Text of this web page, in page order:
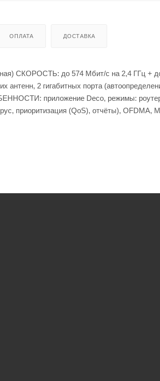
ОПЛАТА ДОСТАВКА
СКОРОСТЬ: до 574 Мбит/с на 2,4 ГГц +
2 гигабитных порта
приложение Deco, режимы:
приоритизация (QoS), отчёты), OFDMA,